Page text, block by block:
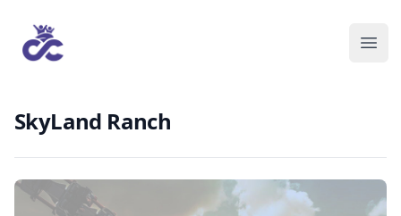
SkyLand Ranch